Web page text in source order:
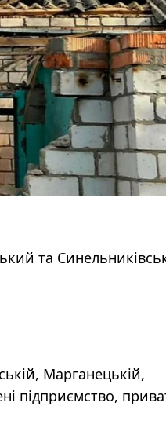
та
Марганецькій,
підприємство,